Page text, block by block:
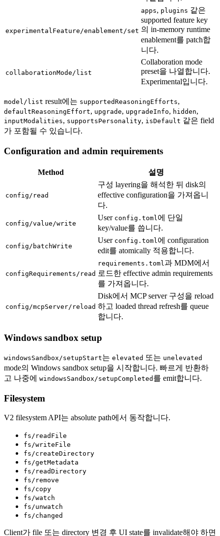
experimentalFeature/enablement/set
apps, plugins 같은
supported feature key
의 in-memory runtime
enablement를 patch합
니다.
collaborationMode/list
Collaboration mode
preset을 나열합니다.
Experimental입니다.
model/list result에는 supportedReasoningEfforts,
defaultReasoningEffort, upgrade, upgradeInfo, hidden,
inputModalities, supportsPersonality, isDefault 같은 field
가 포함될 수 있습니다.
Configuration and admin requirements
Method 설명
config/read
구성 layering을 해석한 뒤 disk의
effective configuration을 가져옵니
다.
config/value/write
User config.toml 에 단일
key/value를 씁니다.
config/batchWrite
User config.toml 에 configuration
edit를 atomically 적용합니다.
configRequirements/read
requirements.toml 과 MDM에서
로드한 effective admin requirements
를 가져옵니다.
config/mcpServer/reload
Disk에서 MCP server 구성을 reload
하고 loaded thread refresh를 queue
합니다.
Windows sandbox setup
windowsSandbox/setupStart는 elevated 또는 unelevated
mode의 Windows sandbox setup을 시작합니다. 빠르게 반환하
고 나중에 windowsSandbox/setupCompleted 를 emit합니다.
Filesystem
V2 filesystem API는 absolute path에서 동작합니다.
fs/readFile
fs/writeFile
fs/createDirectory
fs/getMetadata
fs/readDirectory
fs/remove
fs/copy
fs/watch
fs/unwatch
fs/changed
Client가 file 또는 directory 변경 후 UI state를 invalidate해야 하면